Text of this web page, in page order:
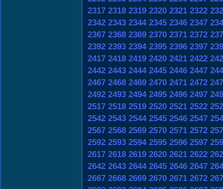
2317 2318 2319 2320 2321 2322
2342 2343 2344 2345 2346 2347
2367 2368 2369 2370 2371 2372
2392 2393 2394 2395 2396 2397
2417 2418 2419 2420 2421 2422
2442 2443 2444 2445 2446 2447
2467 2468 2469 2470 2471 2472
2492 2493 2494 2495 2496 2497
2517 2518 2519 2520 2521 2522
2542 2543 2544 2545 2546 2547
2567 2568 2569 2570 2571 2572
2592 2593 2594 2595 2596 2597
2617 2618 2619 2620 2621 2622
2642 2643 2644 2645 2646 2647
2667 2668 2669 2670 2671 2672